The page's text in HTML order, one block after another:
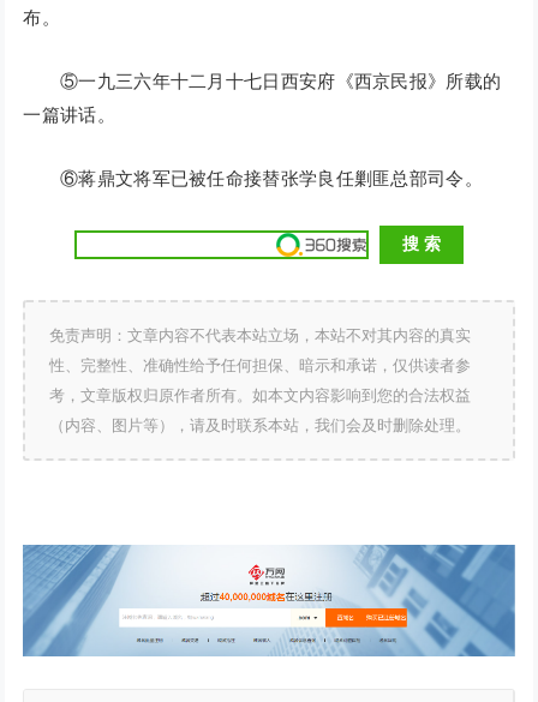
布。
⑤一九三六年十二月十七日西安府《西京民报》所载的
一篇讲话。
⑥蒋鼎文将军已被任命接替张学良任剿匪总部司令。
免责声明：文章内容不代表本站立场，本站不对其内容的真实
性、完整性、准确性给予任何担保、暗示和承诺，仅供读者参
考，文章版权归原作者所有。如本文内容影响到您的合法权益
（内容、图片等），请及时联系本站，我们会及时删除处理。